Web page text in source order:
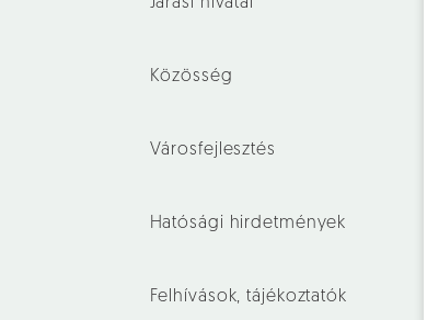
Közösség
Városfejlesztés
Hatósági hirdetmények
Felhívások, tájékoztatók